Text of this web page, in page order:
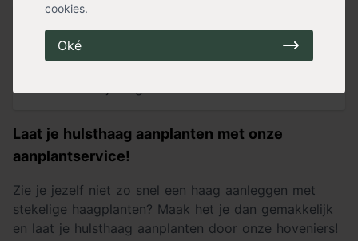
cookies.
Oké
Weetje
Wist je dat… Hulst volgens oud bijgeloof
Laat je hulsthaag aanplanten met onze
aanplantservice!
Zie je jezelf niet zo snel een haag aanleggen met
stekelige haagplanten? Maak het je dan gemakkelijk
en laat je hulsthaag aanplanten door onze hoveniers!